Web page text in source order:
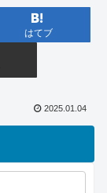
はてブ
2025.01.04